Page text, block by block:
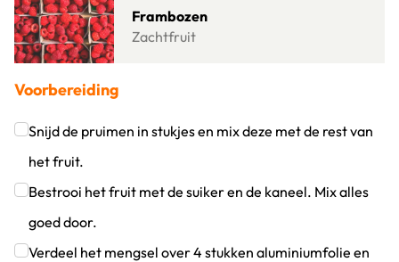
Frambozen
Zachtfruit
Voorbereiding
Snijd de pruimen in stukjes en mix deze met de rest van
het fruit.
Klik om dit selectievakje aan te vinken
Bestrooi het fruit met de suiker en de kaneel. Mix alles
goed door.
Klik om dit selectievakje aan te vinken
Verdeel het mengsel over 4 stukken aluminiumfolie en